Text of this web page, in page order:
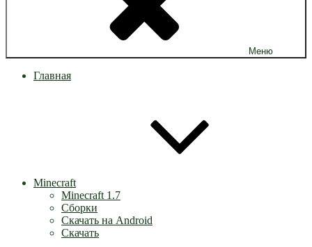
Меню
Главная
Minecraft
Minecraft 1.7
Сборки
Скачать на Android
Скачать